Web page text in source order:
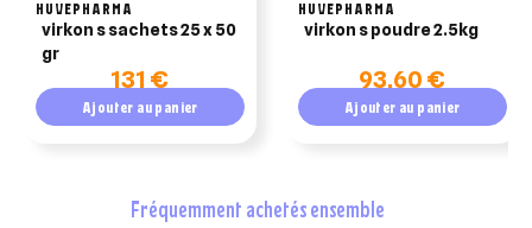
HUVEPHARMA
virkon s sachets 25 x 50
gr
131 €
Ajouter au panier
HUVEPHARMA
virkon s poudre 2.5kg
93,60 €
Ajouter au panier
fréquemment achetés ensemble